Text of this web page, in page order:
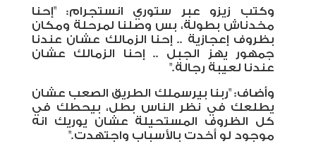
وكتب زيزو عبر ستوري انستجرام: "إحنا
مخدناش بطولة، بس وصلنا لمرحلة ومكان
بظروف إعجازية .. إحنا الزمالك عشان عندنا
جمهور يهز الجبل .. إحنا الزمالك عشان
عندنا لعيبة رجالة."
وأضاف: "ربنا بيرسملك الطريق الصعب عشان
يطلعك في نظر الناس بطل، بيحطك في
كل الظروف المستحيلة عشان يوريك انه
موجود لو أخدت بالأسباب واجتهدت."